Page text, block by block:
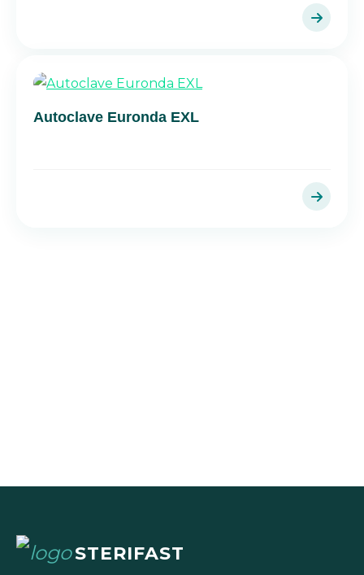
Autoclave Euronda EXL
STERIFAST